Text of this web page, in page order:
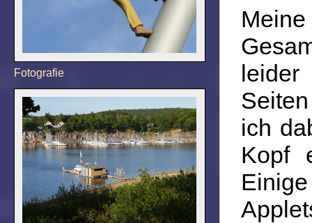
Fotografie
leider
ich
Kopf